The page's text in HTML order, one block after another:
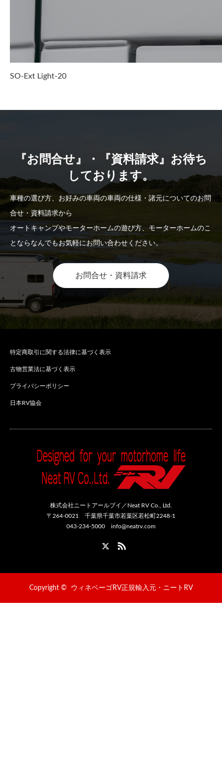
SO-Ext Light-20
『お問合せ』・『資料請求』お待ち
しております。
車種の選び方、お好みの車両の車両の仕様・諸元についてのお問
合せ・資料請求から
オートキャンプやモーターホームの遊び方、モーターホームのこ
とならなんでもお気軽にお問い合わせください。
お問合せ・資料請求
特定商取引に関する法律に基づく表示
古物営業法に基づく表示
プライバシーポリシー
日本RV協会
株式会社ニートアールブイ／Neat RV Co., Ltd.
〒264-0021 千葉県千葉市若葉区若松町2248-1
043-234-5000 info@neatrv.com
Copyright © ウィネベーゴRV正規輸入元・ニートRV